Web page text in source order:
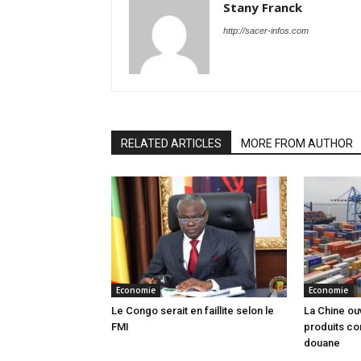
Stany Franck
http://sacer-infos.com
RELATED ARTICLES MORE FROM AUTHOR
Economie
Le Congo serait en faillite selon le
FMI
Economie
La Chine
produits
douane